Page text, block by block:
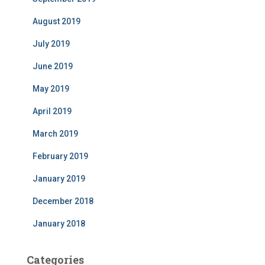
August 2019
July 2019
June 2019
May 2019
April 2019
March 2019
February 2019
January 2019
December 2018
January 2018
Categories